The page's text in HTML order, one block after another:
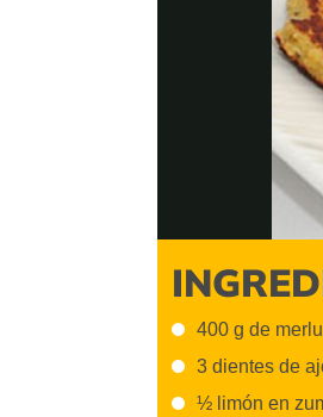
400 g de
3 dientes de
½ limón en